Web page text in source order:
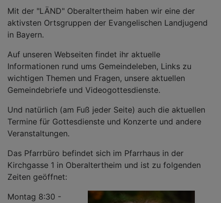
Mit der "LÄND" Oberaltertheim haben wir eine der
aktivsten Ortsgruppen der Evangelischen Landjugend
in Bayern.
Auf unseren Webseiten findet ihr aktuelle
Informationen rund ums Gemeindeleben, Links zu
wichtigen Themen und Fragen, unsere aktuellen
Gemeindebriefe und Videogottesdienste.
Und natürlich (am Fuß jeder Seite) auch die aktuellen
Termine für Gottesdienste und Konzerte und andere
Veranstaltungen.
Das Pfarrbüro befindet sich im Pfarrhaus in der
Kirchgasse 1 in Oberaltertheim und ist zu folgenden
Zeiten geöffnet:
Montag 8:30 -